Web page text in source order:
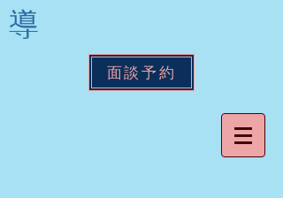
導
面談予約